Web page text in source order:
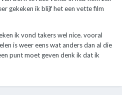
gekeken ik blijf het een vette film
ik vond takers wel nice. vooral
is weer eens wat anders dan al die
punt moet geven denk ik dat ik